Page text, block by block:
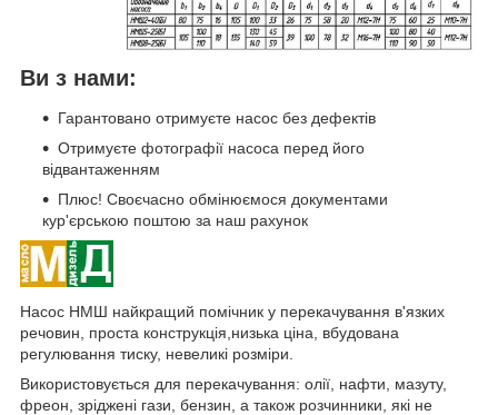
Ви з нами:
Гарантовано отримуєте насос без дефектів
Отримуєте фотографії насоса перед його
відвантаженням
Плюс! Своєчасно обмінюємося документами
кур'єрською поштою за наш рахунок
Насос НМШ найкращий помічник у перекачування в'язких
речовин, проста конструкція,низька ціна, вбудована
регулювання тиску, невеликі розміри.
Використовується для перекачування: олії, нафти, мазуту,
фреон, зріджені гази, бензин, а також розчинники, які не